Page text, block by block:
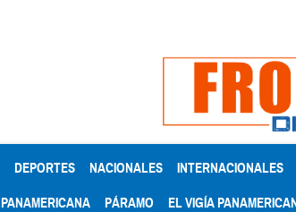
DEPORTES NACIONALES INTERNACIONALES
PANAMERICANA PÁRAMO EL VIGÍA